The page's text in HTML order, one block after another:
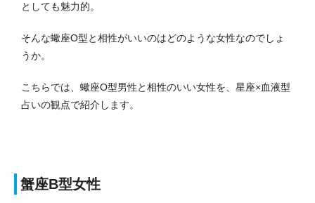
としても魅力的。
そんな蠍座O型と相性がいいのはどのような女性なのでしょ
うか。
こちらでは、蠍座O型男性と相性のいい女性を、星座×血液型
占いの観点で紹介します。
蟹座B型女性